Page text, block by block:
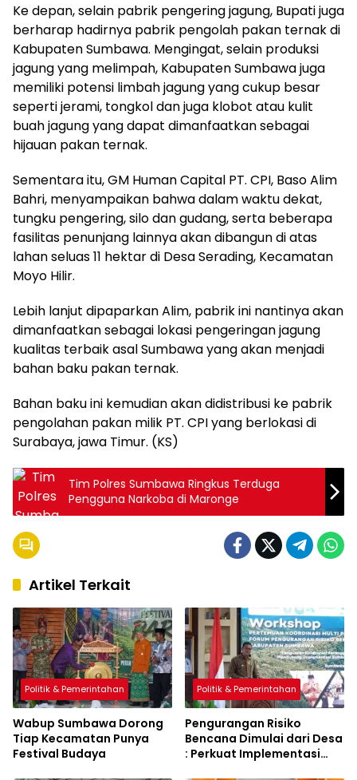
Ke depan, selain pabrik pengering jagung, Bupati juga
berharap hadirnya pabrik pengolah pakan ternak di
Kabupaten Sumbawa. Mengingat, selain produksi
jagung yang melimpah, Kabupaten Sumbawa juga
memiliki potensi limbah jagung yang cukup besar
seperti jerami, tongkol dan juga klobot atau kulit
buah jagung yang dapat dimanfaatkan sebagai
hijauan pakan ternak.
Sementara itu, GM Human Capital PT. CPI, Baso Alim
Bahri, menyampaikan bahwa dalam waktu dekat,
tungku pengering, silo dan gudang, serta beberapa
fasilitas penunjang lainnya akan dibangun di atas
lahan seluas 11 hektar di Desa Serading, Kecamatan
Moyo Hilir.
Lebih lanjut dipaparkan Alim, pabrik ini nantinya akan
dimanfaatkan sebagai lokasi pengeringan jagung
kualitas terbaik asal Sumbawa yang akan menjadi
bahan baku pakan ternak.
Bahan baku ini kemudian akan didistribusi ke pabrik
pengolahan pakan milik PT. CPI yang berlokasi di
Surabaya, jawa Timur. (KS)
Tim Polres Sumbawa Ringkus Terduga
Pengguna Narkoba di Maronge
Artikel Terkait
Politik & Pemerintahan
Wabup Sumbawa Dorong
Tiap Kecamatan Punya
Festival Budaya
Politik & Pemerintahan
Pengurangan Risiko
Bencana Dimulai dari Desa
: Perkuat Implementasi